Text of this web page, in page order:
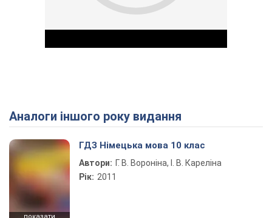
Play Video
Аналоги іншого року видання
ГДЗ Німецька мова 10 клас
Автори: Г. В. Вороніна, І. В. Кареліна
Рік: 2011